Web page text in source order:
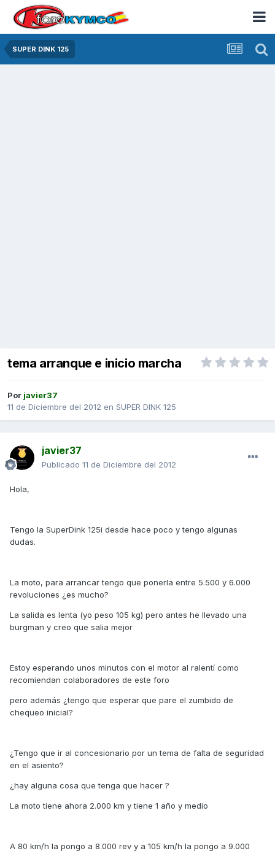
SUPER DINK 125
tema arranque e inicio marcha
Por javier37
11 de Diciembre del 2012 en SUPER DINK 125
javier37
Publicado 11 de Diciembre del 2012
Hola,
Tengo la SuperDink 125i desde hace poco y tengo algunas
dudas.
La moto, para arrancar tengo que ponerla entre 5.500 y 6.000
revoluciones ¿es mucho?
La salida es lenta (yo peso 105 kg) pero antes he llevado una
burgman y creo que salia mejor
Estoy esperando unos minutos con el motor al ralentí como
recomiendan colaboradores de este foro
pero además ¿tengo que esperar que pare el zumbido de
chequeo inicial?
¿Tengo que ir al concesionario por un tema de falta de seguridad
en el asiento?
¿hay alguna cosa que tenga que hacer ?
La moto tiene ahora 2.000 km y tiene 1 año y medio
A 80 km/h la pongo a 8.000 rev y a 105 km/h la pongo a 9.000